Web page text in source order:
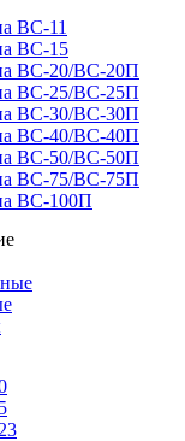
ВС-11
ВС-15
ВС-20/ВС-20П
ВС-25/ВС-25П
ВС-30/ВС-30П
ВС-40/ВС-40П
ВС-50/ВС-50П
ВС-75/ВС-75П
ВС-100П